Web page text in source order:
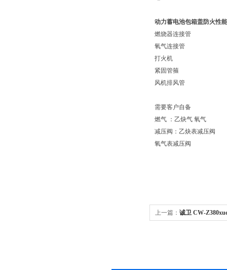
动力蓄电池包箱盖防火性
燃烧器连接管
氧气连接管
打火机
紧固管箍
风机排风管
需要客户自备
燃气 ：乙炔气 氧气
减压阀：乙炔表减压阀
氧气表减压阀
上一篇： 诚卫 CW-